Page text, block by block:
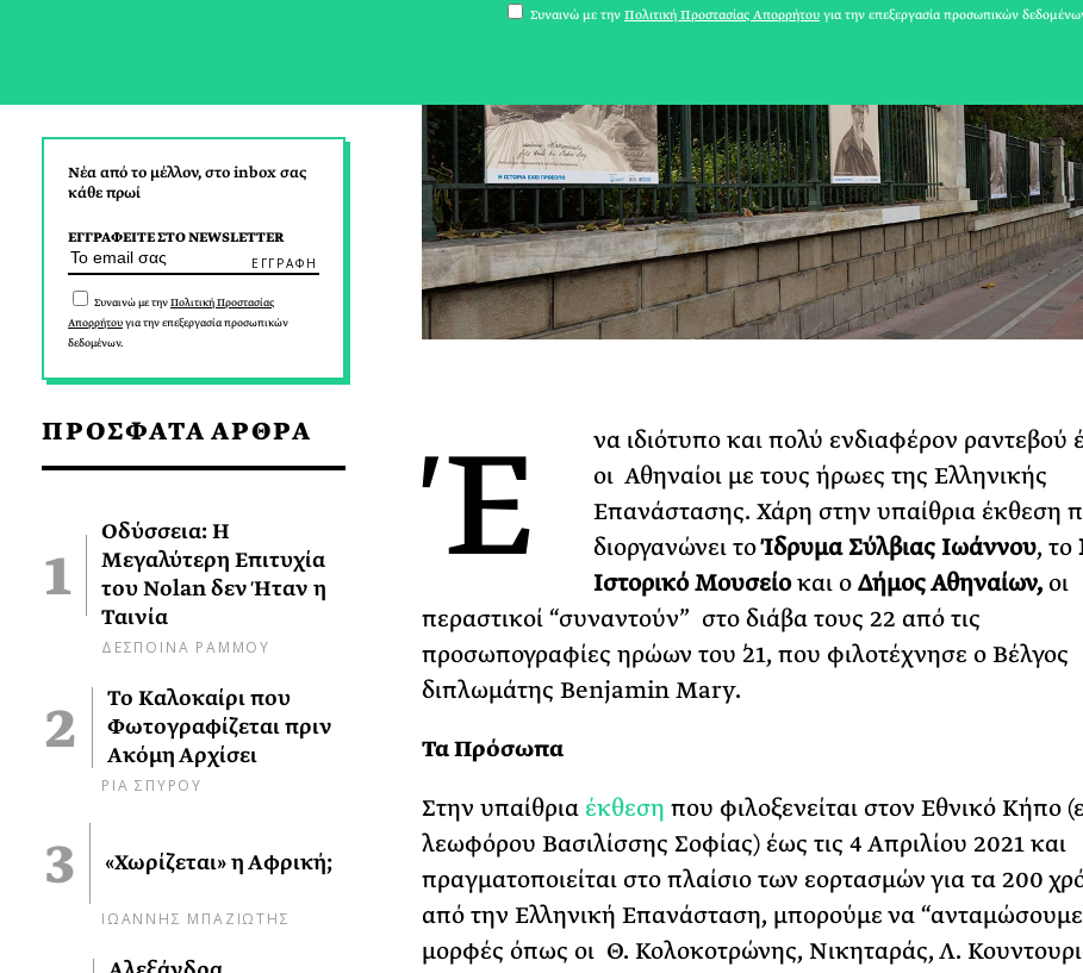
Νέα από το μέλλον, στο inbox σας
κάθε πρωί
ΕΓΓΡΑΦΕΙΤΕ ΣΤΟ NEWSLETTER
Συναινώ με τηνΠολιτική Προστασίας
Απορρήτουγια την επεξεργασία προσωπικών
δεδομένων.
ΠΡΟΣΦΑΤΑ ΑΡΘΡΑ
Οδύσσεια: Η
Μεγαλύτερη Επιτυχία
του Nolan δεν Ήταν η
Ταινία
ΔΕΣΠΟΙΝΑ ΡΑΜΜΟΥ
Το Καλοκαίρι που
Φωτογραφίζεται πριν
Ακόμη Αρχίσει
ΡΙΑ ΣΠΥΡΟΥ
«Χωρίζεται» η Αφρική;
ΙΩΑΝΝΗΣ ΜΠΑΖΙΩΤΗΣ
Έ
να ιδιότυπο και πολύ ενδιαφέρον ραντεβού
οι Αθηναίοι με τους ήρωες της Ελληνικής
Επανάστασης. Χάρη στην υπαίθρια έκθεση
διοργανώνει το Ίδρυμα Σύλβιας Ιωάννου, το
Ιστορικό Μουσείοκαι οΔήμος Αθηναίων,οι
περαστικοί “συναντούν” στο διάβα τους 22 από τις
προσωπογραφίες ηρώων του ΄21, που φιλοτέχνησε ο Βέλγος
διπλωμάτης Benjamin Mary.
Τα Πρόσωπα
Στην υπαίθρια έκθεση που φιλοξενείται στον Εθνικό Κήπο
λεωφόρου Βασιλίσσης Σοφίας) έως τις 4 Απριλίου 2021 και
πραγματοποιείται στο πλαίσιο των εορτασμών για τα 200
από την Ελληνική Επανάσταση, μπορούμε να
μορφές όπως οι Θ. Κολοκοτρώνης, Νικηταράς, Λ.
Το Καλοκαίρι που
Φωτογραφίζεται
Ακόμη Αρχίσει
ΡΙΑ ΣΠΥΡΟΥ
Συναινώ με την Πολιτική Προστασίας Απορρήτου για την επεξεργασία προσωπικών